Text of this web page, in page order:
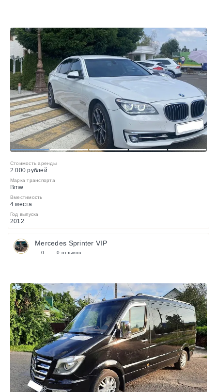
1 2 3 4 5
Стоимость аренды
2 000 рублей
Марка транспорта
Bmw
Вместимость
4 места
Год выпуска
2012
Mercedes Sprinter VIP
0 0 отзывов